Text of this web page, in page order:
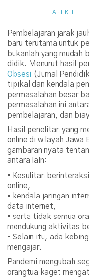
ARTIKEL
Pembelajaran jarak
baru terutama untuk
bukanlah yang mudah
didik. Menurut hasil
Obsesi (Jurnal
tipikal dan kendala
permasalahan besar
permasalahan ini
pembelajaran, dan
Hasil penelitan yang
online di wilayah Jawa
gambaran nyata
antara lain:
• Kesulitan
online,
• kendala jaringan
data internet,
• serta tidak semua
mendukung aktivitas
• Selain itu, ada
mengajar.
Pandemi mengubah
orangtua kaget